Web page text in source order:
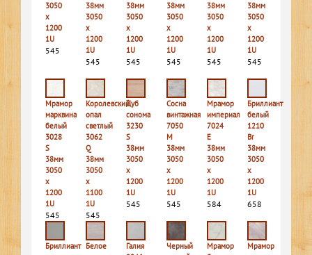
3050
х
1200
1U
545
38мм
3050
х
1200
1U
545
38мм
3050
х
1200
1U
545
38мм
3050
х
1200
1U
545
38мм
3050
х
1200
1U
545
38мм
3050
х
1200
1U
545
Мрамор
марквина
белый
3028
S
38мм
3050
х
1200
1U
545
Королевский
опал
светлый
3062
Q
38мм
3050
х
1100
1U
545
Дуб
сонома
3230
S
38мм
3050
х
1200
1U
545
Сосна
винтажная
7050
M
38мм
3050
х
1200
1U
545
Мрамор
империал
7024
E
38мм
3050
х
1200
1U
584
Бриллиант
белый
1210
Br
38мм
3050
х
1200
1U
658
Бриллиант Белое
Галия
Черный
Мрамор
Мрамор